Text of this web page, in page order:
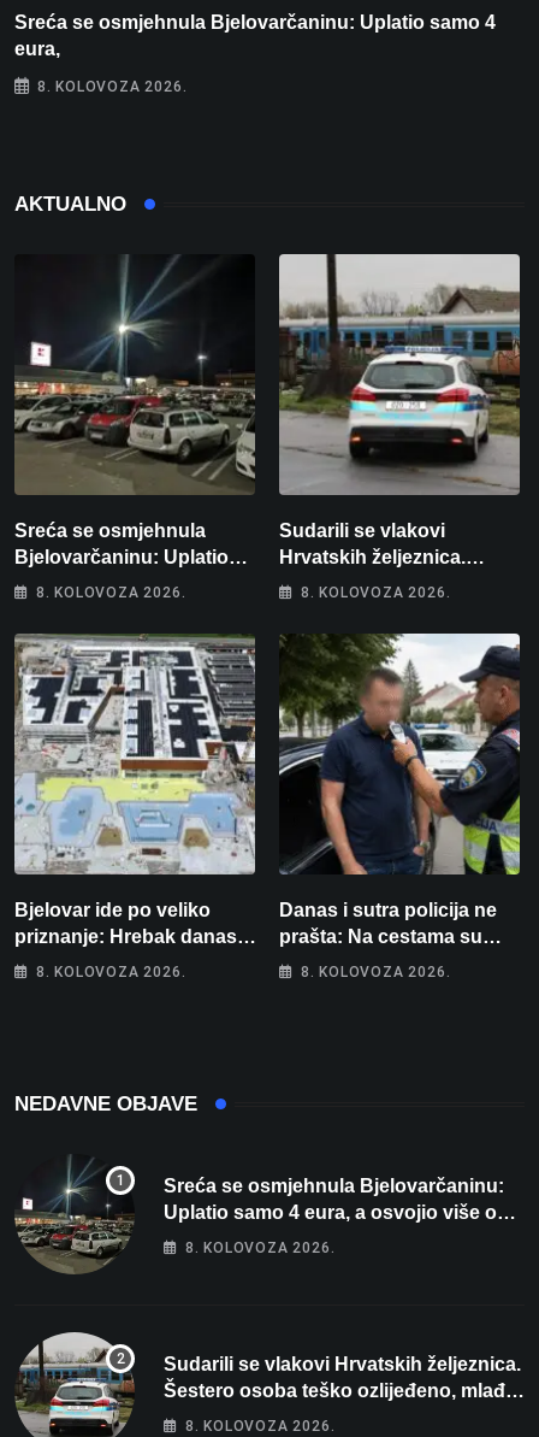
Sreća se osmjehnula Bjelovarčaninu: Uplatio samo 4
eura,
8. KOLOVOZA 2026.
AKTUALNO
Sreća se osmjehnula
Bjelovarčaninu: Uplatio
samo 4 eura, a osvojio
8. KOLOVOZA 2026.
Sudarili se vlakovi
Hrvatskih željeznica.
Šestero osoba teško
intenzivnoj
8. KOLOVOZA 2026.
Bjelovar ide po veliko
priznanje: Hrebak danas u
Parizu predstavlja
8. KOLOVOZA 2026.
Danas i sutra policija ne
prašta: Na cestama su
posebno na meti ovi
8. KOLOVOZA 2026.
NEDAVNE OBJAVE
Sreća se osmjehnula Bjelovarčaninu:
Uplatio samo 4 eura, a osvojio više od
80 tisuća eura
8. KOLOVOZA 2026.
Sudarili se vlakovi Hrvatskih željeznica.
Šestero osoba teško ozlijeđeno, mlađa
žena na intenzivnoj
8. KOLOVOZA 2026.